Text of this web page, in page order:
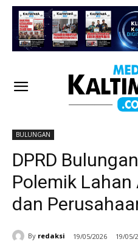
BULUNGAN
DPRD
Polemik
dan
By redaksi 19/05/2026 19/05/